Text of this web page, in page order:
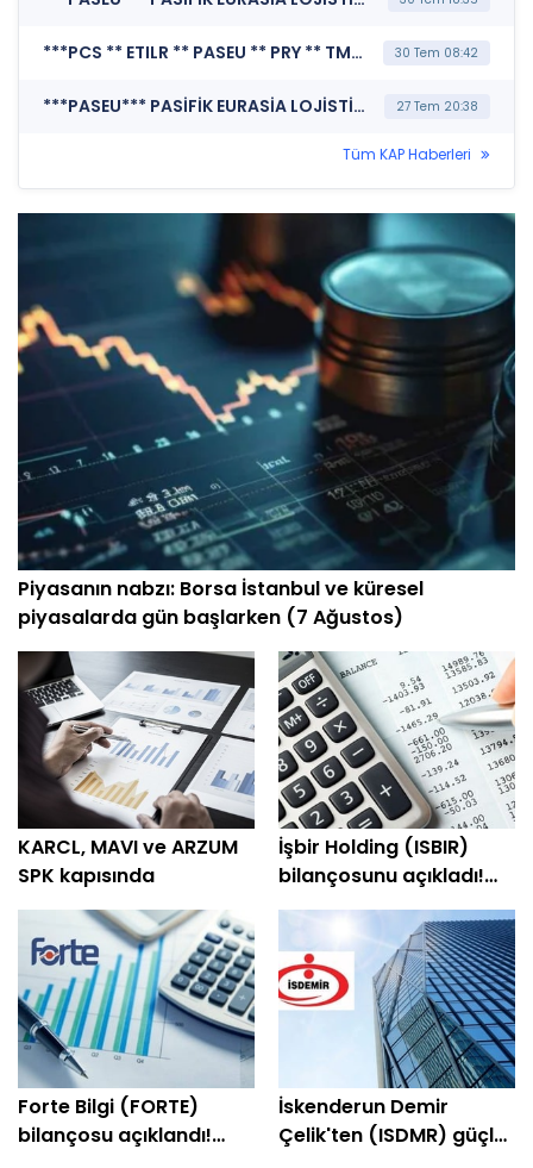
***PCS ** ETILR ** PASEU ** PRY ** TMPOL ** PHE*** KAMUYU AYDINLATMA PLATFORMU (Kamuyu Aydınlatma Platformu Duyurusu) 30 Tem 08:42
***PASEU*** PASİFİK EURASİA LOJİSTİK DIŞ TİCARET A.Ş. (Sorumluluk Beyanı (Konsolide)) 27 Tem 20:38
Tüm KAP Haberleri
Piyasanın nabzı: Borsa İstanbul ve küresel
piyasalarda gün başlarken (7 Ağustos)
KARCL, MAVI ve ARZUM
SPK kapısında
İşbir Holding (ISBIR)
bilançosunu açıkladı!
Şirket yeniden kara
Forte Bilgi (FORTE)
bilançosu açıklandı!
İskenderun Demir
Çelik'ten (ISDMR) güçlü